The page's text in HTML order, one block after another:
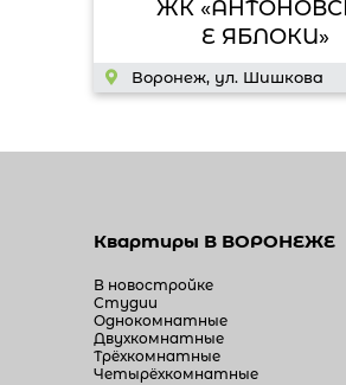
ЖК
Е ЯБЛОКИ»
Воронеж, ул. Шишкова
Квартиры В ВОРОНЕЖЕ
В новостройке
Студии
Однокомнатные
Двухкомнатные
Трёхкомнатные
Четырёхкомнатные